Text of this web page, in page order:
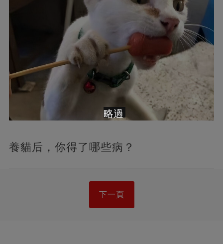
養貓后，你得了哪些病？
下一頁
略過